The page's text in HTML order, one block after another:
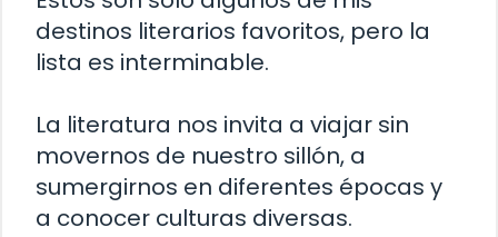
destinos literarios favoritos, pero la
lista es interminable.
La literatura nos invita a viajar sin
movernos de nuestro sillón, a
sumergirnos en diferentes épocas y
a conocer culturas diversas.